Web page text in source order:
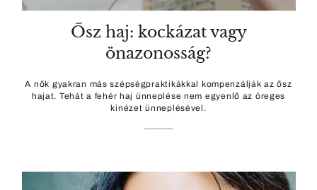
Ősz haj: kockázat vagy
önazonosság?
A nők gyakran más szépségpraktikákkal kompenzálják az ősz
hajat. Tehát a fehér haj ünneplése nem egyenlő az öreges
kinézet ünneplésével.